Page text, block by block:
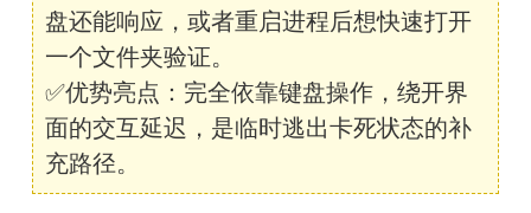
盘还能响应，或者重启进程后想快速打开
一个文件夹验证。
✅优势亮点：完全依靠键盘操作，绕开界
面的交互延迟，是临时逃出卡死状态的补
充路径。